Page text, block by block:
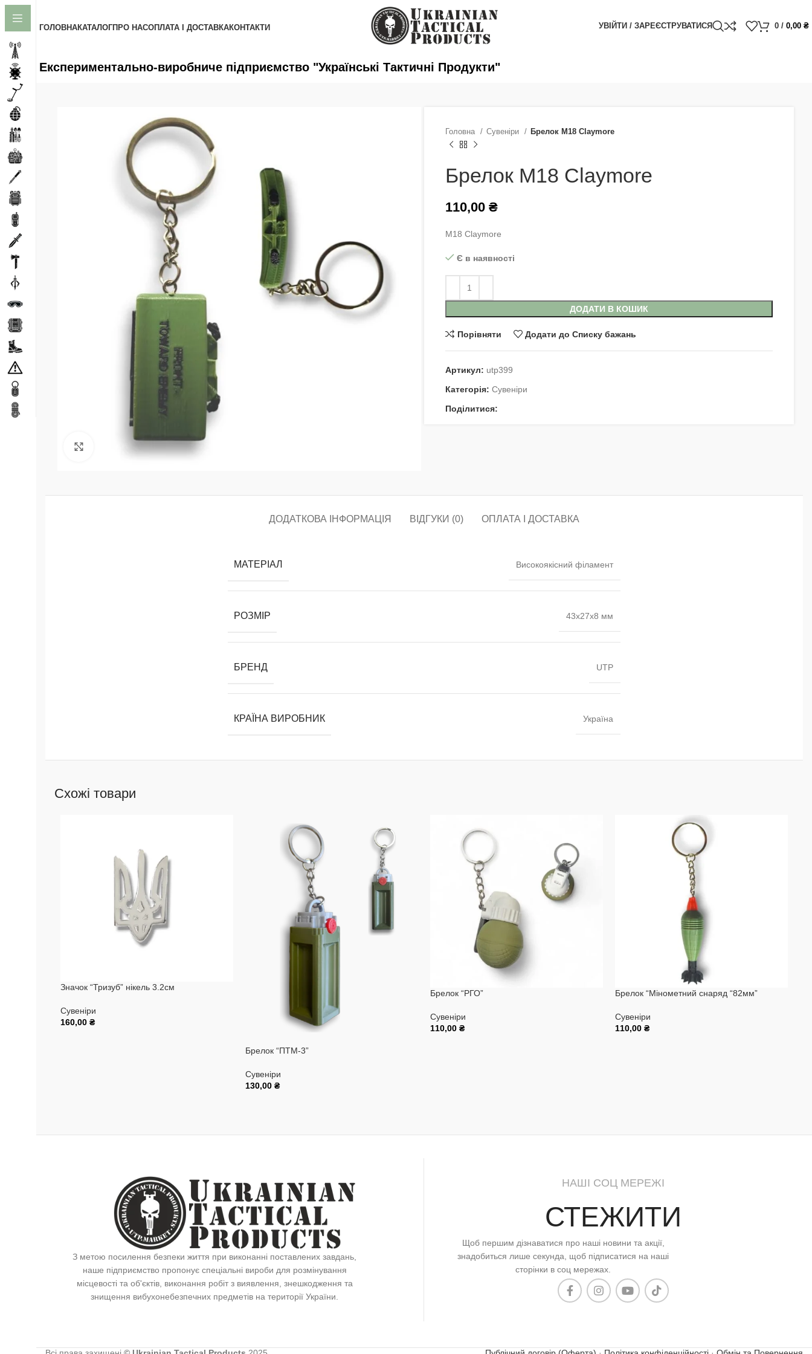
ГОЛОВНАКАТАЛОГПРО НАСОПЛАТА І ДОСТАВКАКОНТАКТИ УВІЙТИ / ЗАРЕЄСТРУВАТИСЯ 0 / 0,00 ₴
Експериментально-виробниче підприємство "Українські Тактичні Продукти"
Натисніть, щоб збільшити
Головна Сувеніри Брелок М18 Claymore
Брелок М18 Claymore
110,00 ₴
М18 Claymore
Є в наявності
ДОДАТИ В КОШИК
Порівняти Додати до Списку бажань
Артикул: utp399
Категорія: Сувеніри
Поділитися:
ДОДАТКОВА ІНФОРМАЦІЯ ВІДГУКИ (0) ОПЛАТА І ДОСТАВКА
МАТЕРІАЛ Високоякісний філамент
РОЗМІР 43х27х8 мм
БРЕНД UTP
КРАЇНА ВИРОБНИК Україна
Схожі товари
Значок “Тризуб” нікель 3.2см
Сувеніри
160,00 ₴
Брелок “ПТМ-3”
Сувеніри
130,00 ₴
Брелок “РГО”
Сувеніри
110,00 ₴
Брелок “Мінометний снаряд “82мм”
Сувеніри
110,00 ₴
З метою посилення безпеки життя при виконанні поставлених завдань,
наше підприємство пропонує спеціальні вироби для розмінування
місцевості та об'єктів, виконання робіт з виявлення, знешкодження та
знищення вибухонебезпечних предметів на території України.
НАШІ СОЦ МЕРЕЖІ
СТЕЖИТИ
Щоб першим дізнаватися про наші новини та акції,
знадобиться лише секунда, щоб підписатися на наші
сторінки в соц мережах.